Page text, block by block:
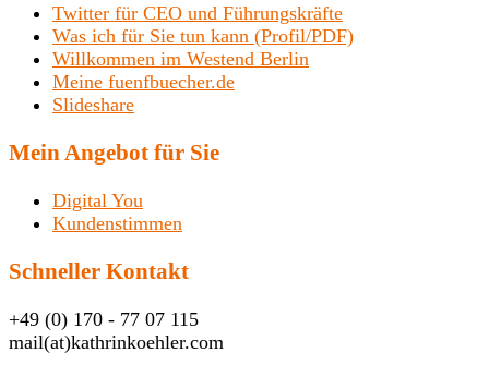
Twitter für CEO und Führungskräfte
Was ich für Sie tun kann (Profil/PDF)
Willkommen im Westend Berlin
Meine fuenfbuecher.de
Slideshare
Mein Angebot für Sie
Digital You
Kundenstimmen
Schneller Kontakt
+49 (0) 170 - 77 07 115
mail(at)kathrinkoehler.com